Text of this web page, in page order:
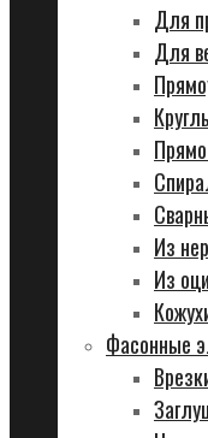
Для
Для
Из
Из
Фасонные